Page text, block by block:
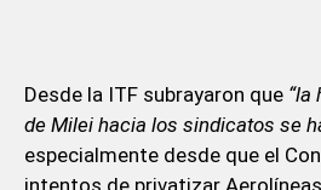
Desde la ITF subrayaron que “la
de Milei hacia los sindicatos se
especialmente desde que el
intentos de privatizar